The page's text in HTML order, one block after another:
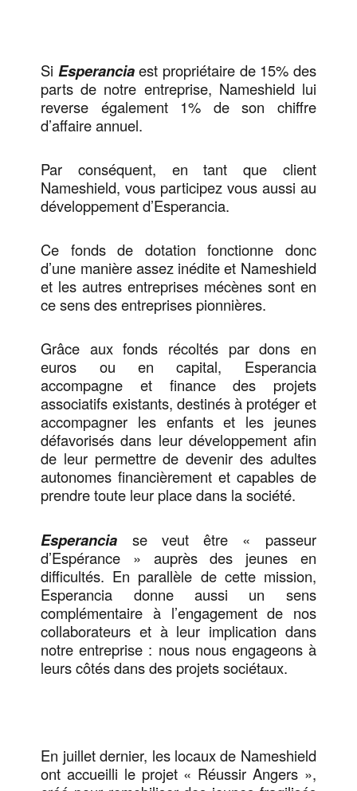
Si Esperanciaest propriétaire de 15% des
parts de notre entreprise, Nameshield lui
reverse également 1% de son chiffre
d’affaire annuel.
Par conséquent, en tant que client
Nameshield, vous participez vous aussi au
développement d’Esperancia.
Ce fonds de dotation fonctionne donc
d’une manière assez inédite et Nameshield
et les autres entreprises mécènes sont en
ce sens des entreprises pionnières.
Grâce aux fonds récoltés par dons en
euros ou en capital, Esperancia
accompagne et finance des projets
associatifs existants, destinés à protéger et
accompagner les enfants et les jeunes
défavorisés dans leur développement afin
de leur permettre de devenir des adultes
autonomes financièrement et capables de
prendre toute leur place dans la société.
Esperancia
se veut être « passeur
d’Espérance » auprès des jeunes en
difficultés. En parallèle de cette mission,
Esperancia donne aussi un sens
complémentaire à l’engagement de nos
collaborateurs et à leur implication dans
notre entreprise : nous nous engageons à
leurs côtés dans des projets sociétaux.
En juillet dernier, les locaux de Nameshield
ont accueilli le projet « Réussir Angers »,